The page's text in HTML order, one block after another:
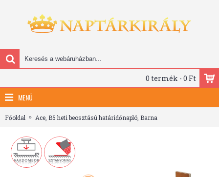
0 termék - 0 Ft
MENÜ
Főoldal Ace, B5 heti beosztású határidőnapló, Barna